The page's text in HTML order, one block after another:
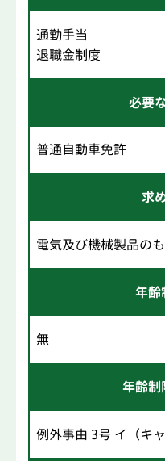
通勤手当
退職金制度
必要
普通自動車免許
求
電気及び機械製品の
年齢
無
年齢制
例外事由 3号 イ（キャ